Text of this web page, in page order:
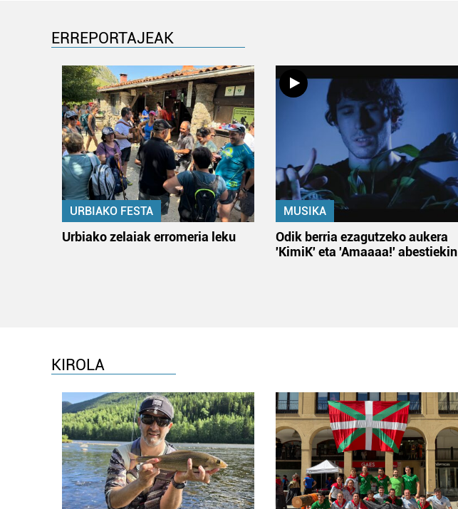
ERREPORTAJEAK
URBIAKO FESTA
Urbiako zelaiak erromeria leku
MUSIKA
Odik berria ezagutzeko aukera
'KimiK' eta 'Amaaaa!' abestiekin
KIROLA